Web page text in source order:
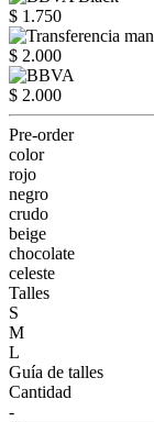
$ 1.750
$ 2.000
$ 2.000
Pre-order
color
rojo
negro
crudo
beige
chocolate
celeste
Talles
S
M
L
Guía de talles
Cantidad
-